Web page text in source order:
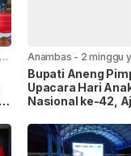
Anambas - 2 minggu
lalu
Bupati Aneng
Upacara Hari
Nasional ke-42,
Ramah Anak